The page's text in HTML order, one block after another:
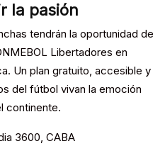
la pasión
tendrán la oportunidad de
Libertadores en
Un plan gratuito, accesible y
del fútbol vivan la emoción
continente.
3600, CABA